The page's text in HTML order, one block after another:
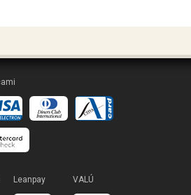
Leanpay VALÚ